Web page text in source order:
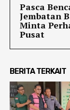
Pasca
Jembatan
Minta
Pusat
BERITA TERKAIT